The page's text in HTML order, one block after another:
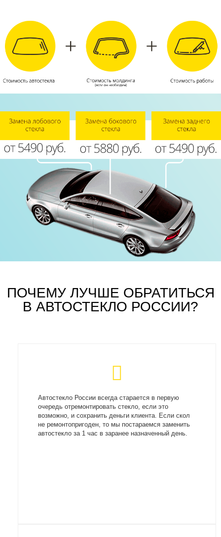
ПОЧЕМУ ЛУЧШЕ ОБРАТИТЬСЯ
В АВТОСТЕКЛО РОССИИ?
Автостекло России всегда старается в первую
очередь отремонтировать стекло, если это
возможно, и сохранить деньги клиента. Если скол
не ремонтопригоден, то мы постараемся заменить
автостекло за 1 час в заранее назначенный день.